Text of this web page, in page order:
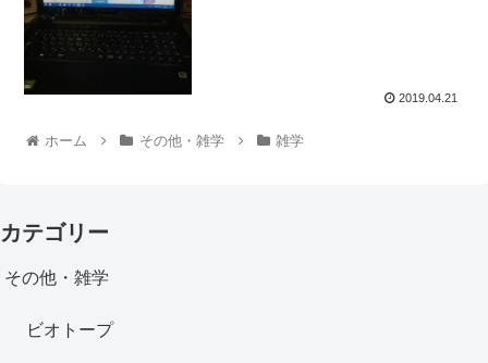
2019.04.21
ホーム その他・雑学 雑学
カテゴリー
その他・雑学
ビオトープ